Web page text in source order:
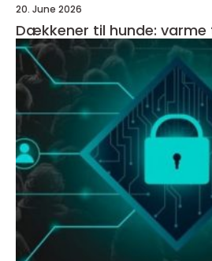
20. June 2026
Dækkener til hunde: varme